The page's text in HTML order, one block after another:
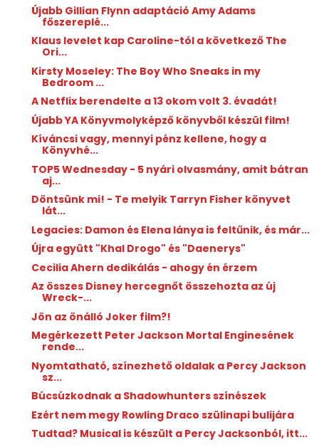
Újabb Gillian Flynn adaptáció Amy Adams
főszereplé...
Klaus levelet kap Caroline-tól a következő The
Ori...
Kirsty Moseley: The ​Boy Who Sneaks in my
Bedroom ...
A Netflix berendelte a 13 okom volt 3. évadát!
Újabb YA Könyvmolyképző könyvből készül film!
Kíváncsi vagy, mennyi pénz kellene, hogy a
Könyvhé...
TOP5 Wednesday - 5 nyári olvasmány, amit bátran
aj...
Döntsünk mi! - Te melyik Tarryn Fisher könyvet
lát...
Legacies: Damon és Elena lánya is feltűnik, és már...
Újra együtt "Khal Drogo" és "Daenerys"
Cecilia Ahern dedikálás - ahogy én érzem
Az összes Disney hercegnőt összehozta az új
Wreck-...
Jön az önálló Joker film?!
Megérkezett Peter Jackson Mortal Enginesének
rende...
Nyomtatható, színezhető oldalak a Percy Jackson
sz...
Búcsúzkodnak a Shadowhunters színészek
Ezért nem megy Rowling Draco szülinapi bulijára
Tudtad? Musical is készült a Percy Jacksonból, itt...